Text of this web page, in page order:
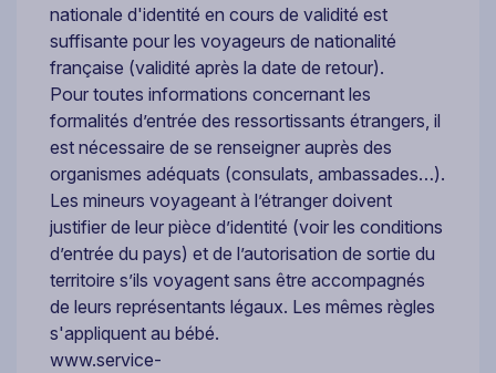
nationale d'identité en cours de validité est
suffisante pour les voyageurs de nationalité
française (validité après la date de retour).
Pour toutes informations concernant les
formalités d’entrée des ressortissants étrangers, il
est nécessaire de se renseigner auprès des
organismes adéquats (consulats, ambassades…).
Les mineurs voyageant à l’étranger doivent
justifier de leur pièce d’identité (voir les conditions
d’entrée du pays) et de l’autorisation de sortie du
territoire s’ils voyagent sans être accompagnés
de leurs représentants légaux. Les mêmes règles
s'appliquent au bébé.
www.service-